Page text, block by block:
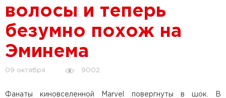
волосы и теперь
безумно похож на
Эминема
09 октября 9002
Фанаты киновселенной Marvel повергнуты в шок. В